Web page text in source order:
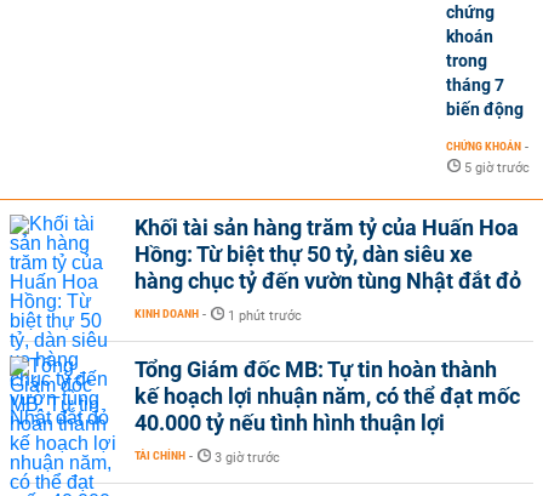
chứng
khoán
trong
tháng 7
biến động
CHỨNG KHOÁN -
5 giờ trước
Khối tài sản hàng trăm tỷ của Huấn Hoa
Hồng: Từ biệt thự 50 tỷ, dàn siêu xe
hàng chục tỷ đến vườn tùng Nhật đắt đỏ
KINH DOANH - 1 phút trước
Tổng Giám đốc MB: Tự tin hoàn thành
kế hoạch lợi nhuận năm, có thể đạt mốc
40.000 tỷ nếu tình hình thuận lợi
TÀI CHÍNH - 3 giờ trước